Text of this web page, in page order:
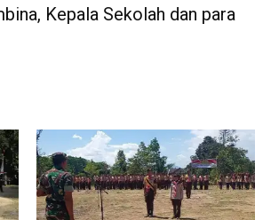
Kepala Sekolah dan para